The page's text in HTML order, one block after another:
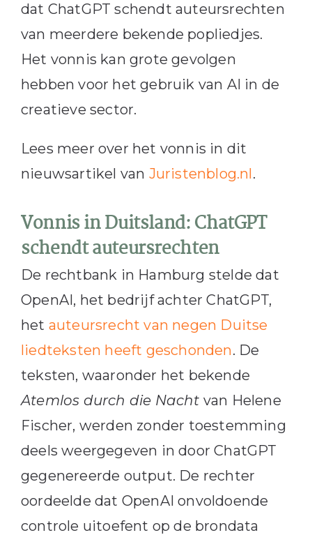
dat ChatGPT schendt auteursrechten
van meerdere bekende popliedjes.
Het vonnis kan grote gevolgen
hebben voor het gebruik van AI in de
creatieve sector.
Lees meer over het vonnis in dit
nieuwsartikel van Juristenblog.nl.
Vonnis in Duitsland: ChatGPT
schendt auteursrechten
De rechtbank in Hamburg stelde dat
OpenAI, het bedrijf achter ChatGPT,
het auteursrecht van negen Duitse
liedteksten heeft geschonden. De
teksten, waaronder het bekende
Atemlos durch die Nacht van Helene
Fischer, werden zonder toestemming
deels weergegeven in door ChatGPT
gegenereerde output. De rechter
oordeelde dat OpenAI onvoldoende
controle uitoefent op de brondata